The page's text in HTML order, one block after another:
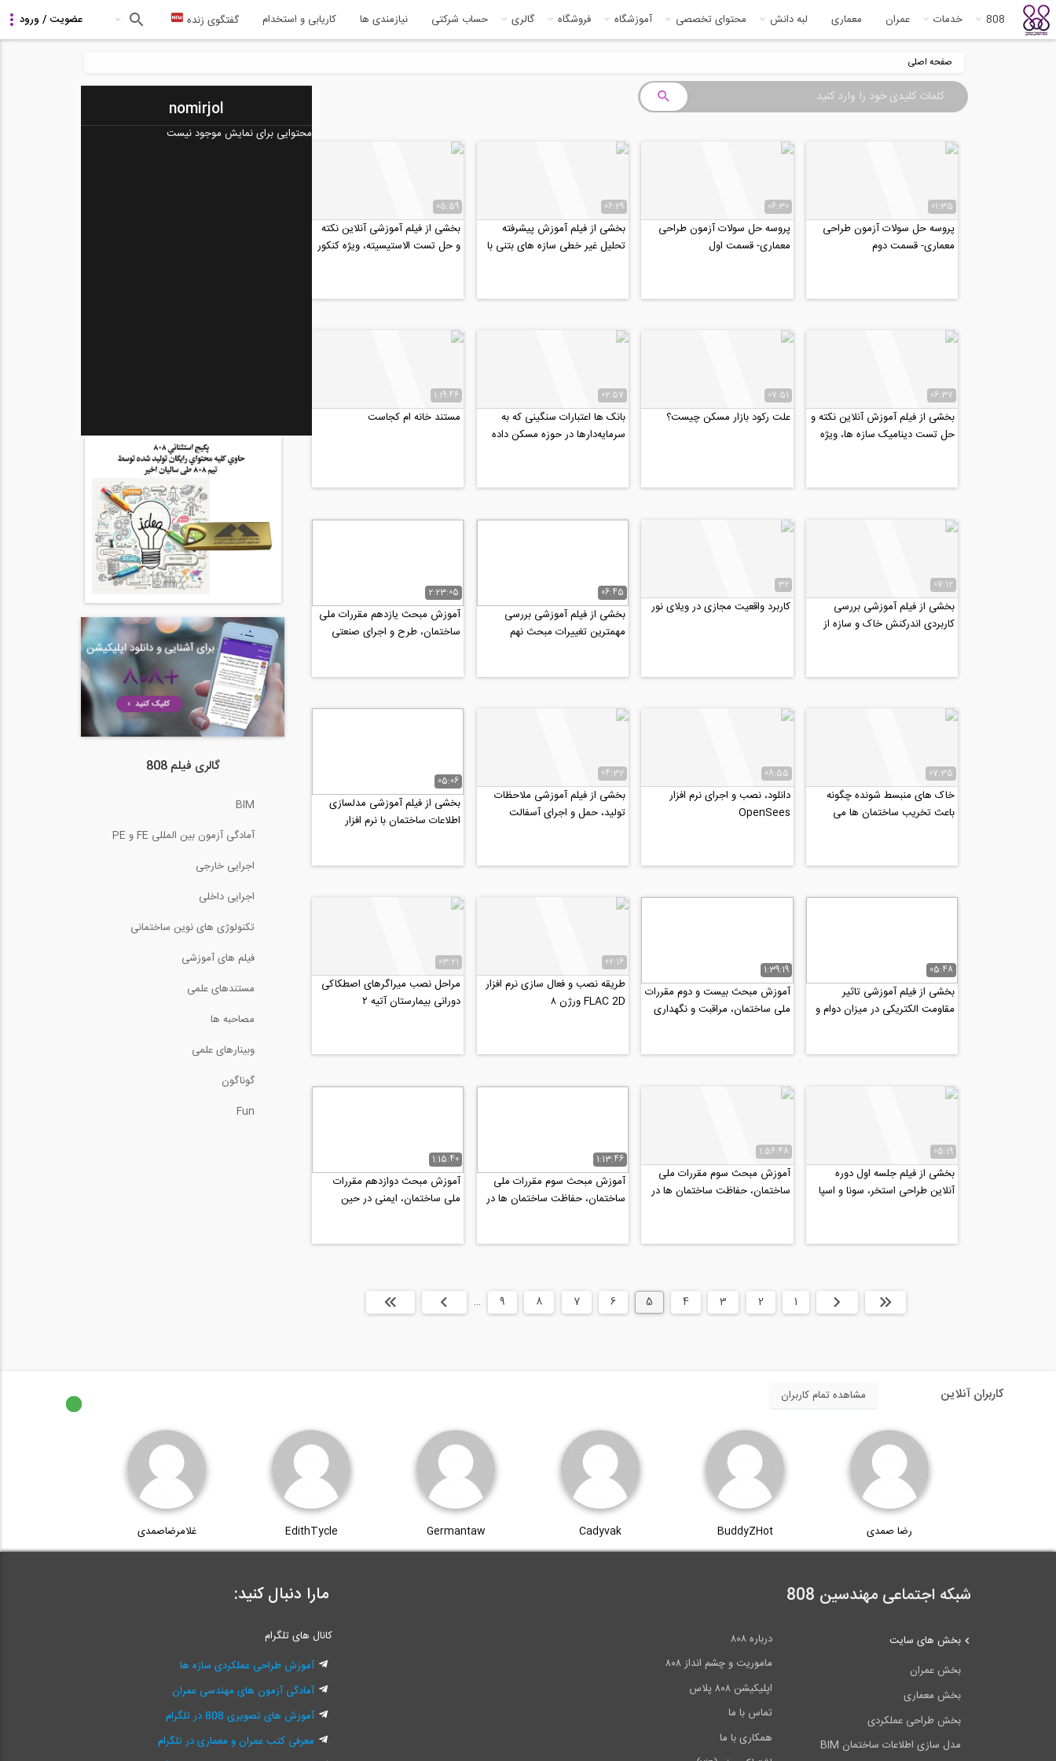
808 خدمات عمران معماری لبه دانش محتوای تخصصی آموزشگاه فروشگاه گالری حساب شرکتی نیازمندی ها کاریابی و استخدام گفتگوی زنده
صفحه اصلی
01:35
پروسه حل سولات آزمون طراحی
معماری- قسمت دوم
06:30
پروسه حل سولات آزمون طراحی
معماری- قسمت اول
06:29
بخشی از فیلم آموزش پیشرفته
تحلیل غیر خطی سازه های بتنی با
05:59
بخشی از فیلم آموزشی آنلاین نکته
و حل تست الاستیسیته، ویژه کنکور
06:37
بخشی از فیلم آموزش آنلاین نکته و
حل تست دینامیک سازه ها، ویژه
07:51
علت رکود بازار مسکن چیست؟
02:57
بانک ها اعتبارات سنگینی که به
سرمایه‌دارها در حوزه مسکن داده
1:19:46
مستند خانه ام کجاست
07:12
بخشی از فیلم آموزشی بررسی
کاربردی اندرکنش خاک و سازه از
32
کاربرد واقعیت مجازی در ویلای نور
06:45
بخشی از فیلم آموزشی بررسی
مهمترین تغییرات مبحث نهم
2:23:05
آموزش مبحث یازدهم مقررات ملی
ساختمان، طرح و اجرای صنعتی
07:35
خاک های منبسط شونده چگونه
باعث تخریب ساختمان ها می
08:55
دانلود، ‌نصب و اجرای نرم افزار
OpenSees
04:32
بخشی از فیلم آموزشی ملاحظات
تولید، حمل و اجرای آسفالت
05:06
بخشی از فیلم آموزشی مدلسازی
اطلاعات ساختمان با نرم افزار
05:48
بخشی از فیلم آموزشی تاثیر
مقاومت الکتریکی در میزان دوام و
1:39:19
آموزش مبحث بیست و دوم مقررات
ملی ساختمان، مراقبت و نگهداری
02:16
طریقه نصب و فعال سازی نرم افزار
FLAC 2D ورژن ۸
03:21
مراحل نصب میراگرهای اصطکاکی
دورانی بیمارستان آتیه ۲
05:19
بخشی از فیلم جلسه اول دوره
آنلاین طراحی استخر، سونا و اسپا
1:56:48
آموزش مبحث سوم مقررات ملی
ساختمان، حفاظت ساختمان ها در
1:13:46
آموزش مبحث سوم مقررات ملی
ساختمان، حفاظت ساختمان ها در
1:15:40
آموزش مبحث دوازدهم مقررات
ملی ساختمان، ایمنی در حین
ابتدا قبلی 1
2
3
4
5
6
7
8
9
… بعدی انتها »
nomirjol
محتوایی برای نمایش موجود نیست
گالری فیلم 808
BIM
آمادگی آزمون بین المللی FE و PE
اجرایی خارجی
اجرایی داخلی
تکنولوژی های نوین ساختمانی
فیلم های آموزشی
مستندهای علمی
مصاحبه ها
وبینارهای علمی
گوناگون
Fun
کاربران آنلاین مشاهده تمام کاربران
رضا صمدی BuddyZHot
Cadyvak
Germantaw
EdithTycle غلامرضاصمدی
شبکه اجتماعی مهندسین 808
درباره ۸۰۸
ماموریت و چشم انداز ۸۰۸
اپلیکیشن ۸۰۸ پلاس
تماس با ما
همکاری با ما
بخش های سایت
بخش عمران
بخش معماری
بخش طراحی عملکردی
مدل سازی اطلاعات ساختمان BIM
مارا دنبال کنید:
کانال های تلگرام
آموزش طراحی عملکردی سازه ها
آمادگی آزمون های مهندسی عمران
آموزش های تصویری 808 در تلگرام
معرفی کتب عمران و معماری در تلگرام